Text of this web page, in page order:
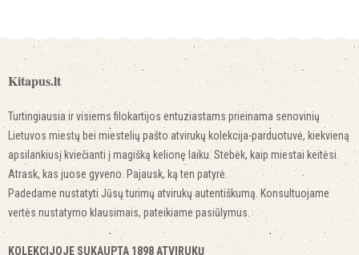
Kitapus.lt
Turtingiausia ir visiems filokartijos entuziastams prieinama senovinių
Lietuvos miestų bei miestelių pašto atvirukų kolekcija-parduotuvė, kiekvieną
apsilankiusį kviečianti į magišką kelionę laiku. Stebėk, kaip miestai keitėsi.
Atrask, kas juose gyveno. Pajausk, ką ten patyrė.
Padedame nustatyti Jūsų turimų atvirukų autentiškumą. Konsultuojame
vertės nustatymo klausimais, pateikiame pasiūlymus.
KOLEKCIJOJE SUKAUPTA 1898 ATVIRUKŲ